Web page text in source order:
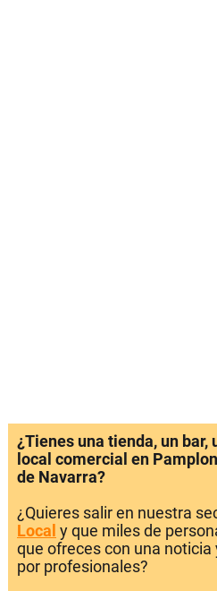
¿Tienes una tienda, un bar,
local comercial en
de Navarra?
¿Quieres salir en nuestra
Local y que miles de
que ofreces con una
por profesionales?